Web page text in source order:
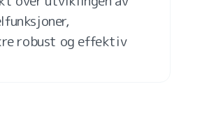
robust og effektiv